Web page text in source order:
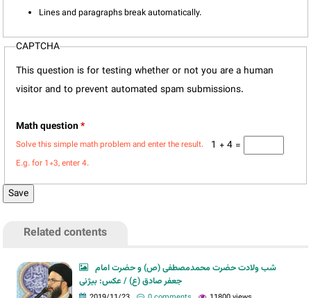
Lines and paragraphs break automatically.
CAPTCHA
This question is for testing whether or not you are a human
visitor and to prevent automated spam submissions.
Math question*
1 + 4 =
Solve this simple math problem and enter the result.
E.g. for 1+3, enter 4.
Related contents
شب ولادت حضرت محمدمصطفی (ص) و حضرت امام
جعفر صادق (ع) / عکس: بیژنی